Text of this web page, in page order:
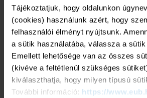
Tájékoztatjuk, hogy oldalunkon
(cookies) használunk azért, hogy
felhasználói élményt nyújtsunk.
a sütik használatába, válassza a sütik
Emellett lehetősége van az összes
(kivéve a feltétlenül szükséges
kiválaszthatja, hogy milyen típusú
További információ: https://
Kárbejelentés
Kárbejelentés
Igénybejelentő Nyomtatványok
24 órás segítségnyújtás
Termékeink
Népszerű termékeink
Tengerparti üdülésre, egzotikus